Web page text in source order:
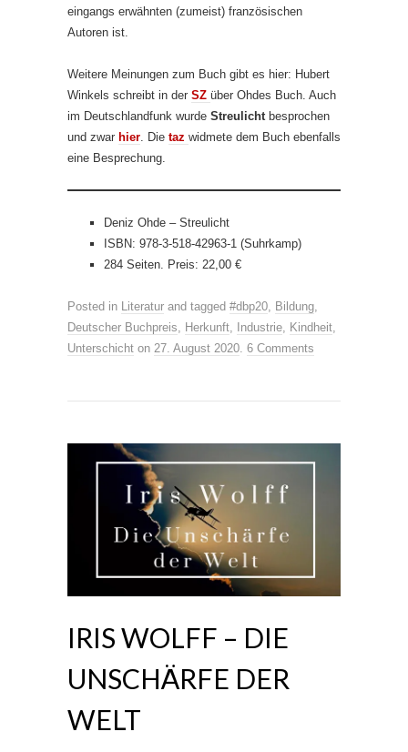
eingangs erwähnten (zumeist) französischen
Autoren ist.
Weitere Meinungen zum Buch gibt es hier: Hubert
Winkels schreibt in der SZ über Ohdes Buch. Auch
im Deutschlandfunk wurde Streulicht besprochen
und zwar hier . Die taz widmete dem Buch ebenfalls
eine Besprechung.
Deniz Ohde – Streulicht
ISBN: 978-3-518-42963-1 (Suhrkamp)
284 Seiten. Preis: 22,00 €
Posted in Literatur and tagged #dbp20 Bildung
Deutscher Buchpreis
Herkunft Industrie Kindheit
Unterschicht on 27. August 2020 6 Comments
IRIS WOLFF – DIE
UNSCHÄRFE DER
WELT